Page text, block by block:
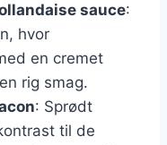
sauce:
hvor
en cremet
rig smag.
: Sprødt
til de